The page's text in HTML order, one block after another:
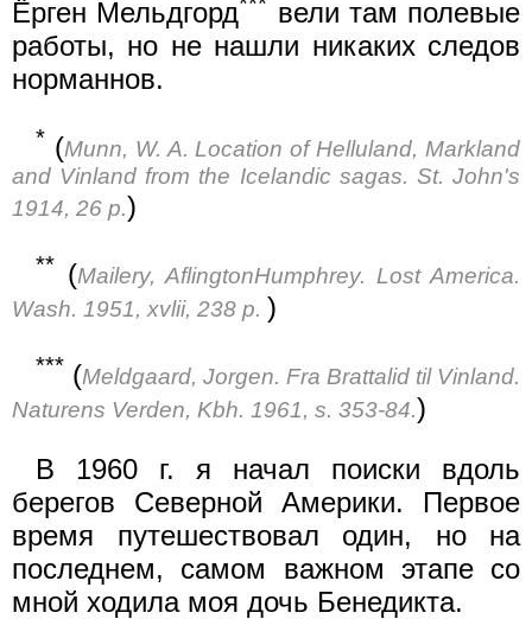
Ёрген Мельдгорд
вели там полевые
работы, но не нашли никаких следов
норманнов.
* (Munn, W. A. Location of Helluland, Markland
and Vinland from the Icelandic sagas. St. John's
1914, 26 p.)
** (Mailery, AflingtonHumphrey. Lost America.
Wash. 1951, xvlii, 238 p. )
*** (Meldgaard, Jorgen. Fra Brattalid til Vinland.
Naturens Verden, Kbh. 1961, s. 353-84.)
В 1960 г. я начал поиски вдоль
берегов Северной Америки. Первое
время путешествовал один, но на
последнем, самом важном этапе со
мной ходила моя дочь Бенедикта.